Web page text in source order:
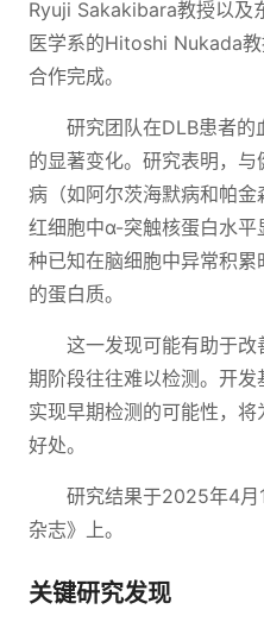
Ryuji Sakakibara教授以及
医学系的Hitoshi Nukada
合作完成。
研究团队在DLB患者
的显著变化。研究表明，
病（如阿尔茨海默病和帕
红细胞中α-突触核蛋白水
种已知在脑细胞中异常积
的蛋白质。
这一发现可能有助于
期阶段往往难以检测。开
实现早期检测的可能性，
好处。
研究结果于2025年4月
杂志》上。
关键研究发现